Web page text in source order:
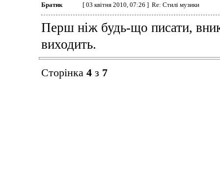
Братик [ 03 квітня 2010, 07:26 ] Re: Стилі музики
Перш ніж будь-що писати,
виходить.
Сторінка 4з 7